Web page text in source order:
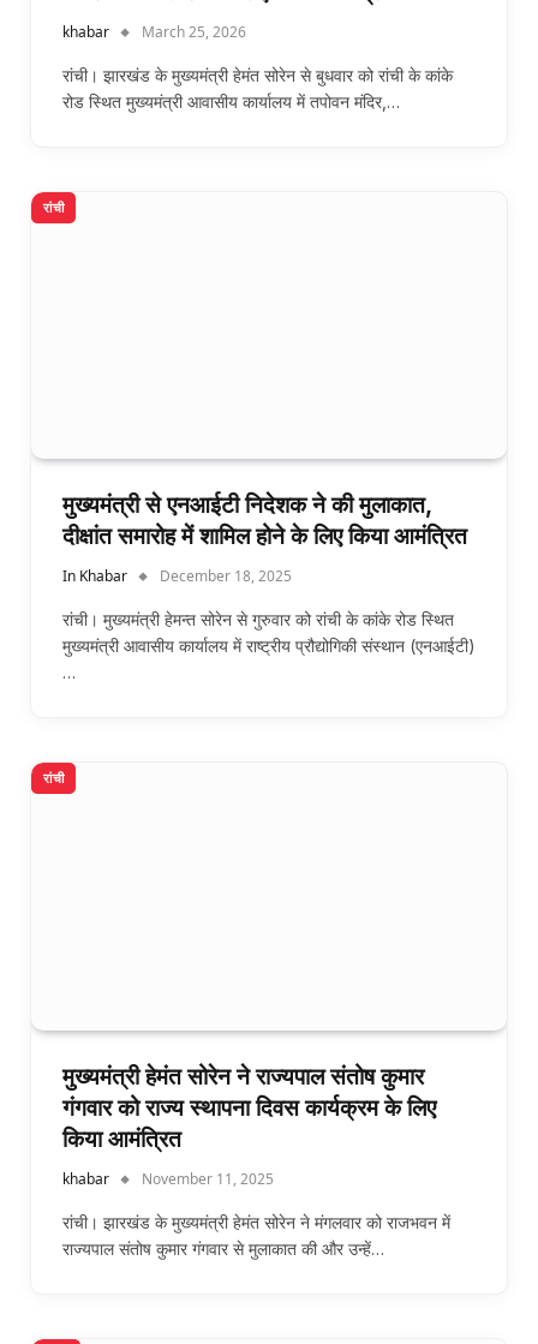
khabar March 25, 2026
रांची। झारखंड के मुख्यमंत्री हेमंत सोरेन से बुधवार को रांची के कांके
रोड स्थित मुख्यमंत्री आवासीय कार्यालय में तपोवन मंदिर,…
रांची
मुख्यमंत्री से एनआईटी निदेशक ने की मुलाकात,
दीक्षांत समारोह में शामिल होने के लिए किया आमंत्रित
In Khabar December 18, 2025
रांची। मुख्यमंत्री हेमन्त सोरेन से गुरुवार को रांची के कांके रोड स्थित
मुख्यमंत्री आवासीय कार्यालय में राष्ट्रीय प्रौद्योगिकी संस्थान (एनआईटी)
…
रांची
मुख्यमंत्री हेमंत सोरेन ने राज्यपाल संतोष कुमार
गंगवार को राज्य स्थापना दिवस कार्यक्रम के लिए
किया आमंत्रित
khabar November 11, 2025
रांची। झारखंड के मुख्यमंत्री हेमंत सोरेन ने मंगलवार को राजभवन में
राज्यपाल संतोष कुमार गंगवार से मुलाकात की और उन्हें…